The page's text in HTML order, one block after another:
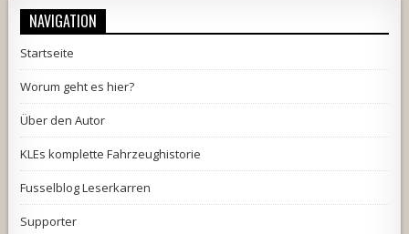
NAVIGATION
Startseite
Worum geht es hier?
Über den Autor
KLEs komplette Fahrzeughistorie
Fusselblog Leserkarren
Supporter